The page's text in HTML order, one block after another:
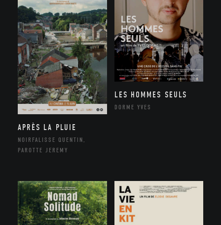
APRÈS LA PLUIE
NOIRFALISSE QUENTIN,
PAROTTE JEREMY
LES HOMMES SEULS
DORME YVES